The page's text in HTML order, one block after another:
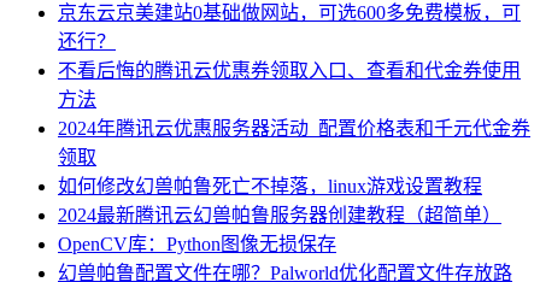
京东云京美建站0基础做网站，可选600多免费模板，可
还行？
不看后悔的腾讯云优惠券领取入口、查看和代金券使用
方法
2024年腾讯云优惠服务器活动_配置价格表和千元代金券
领取
如何修改幻兽帕鲁死亡不掉落，linux游戏设置教程
2024最新腾讯云幻兽帕鲁服务器创建教程（超简单）
OpenCV库：Python图像无损保存
幻兽帕鲁配置文件在哪？Palworld优化配置文件存放路